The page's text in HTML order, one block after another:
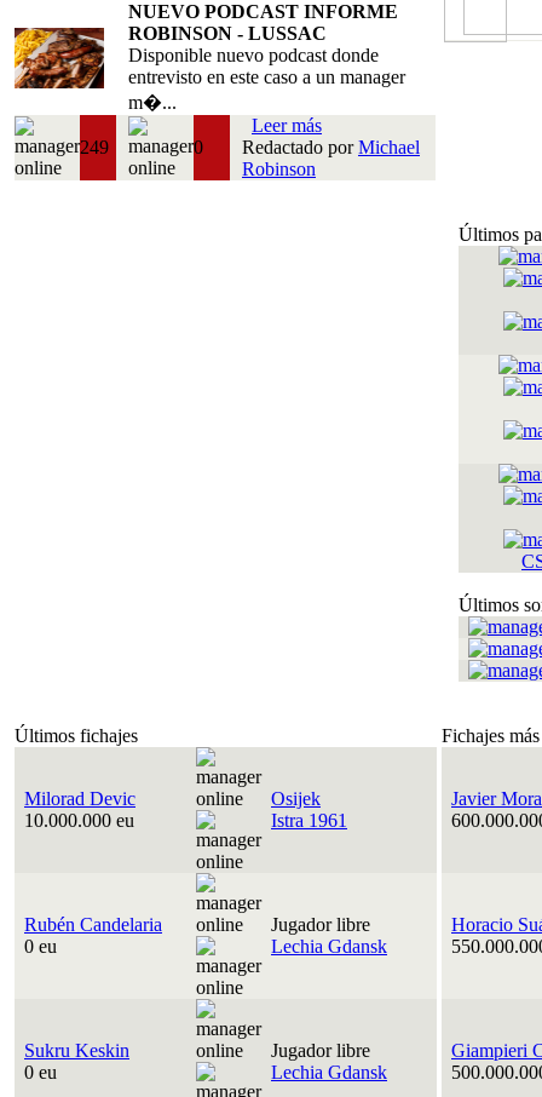
NUEVO PODCAST INFORME
ROBINSON - LUSSAC
Disponible nuevo podcast donde
entrevisto en este caso a un manager
m�...
249 0
Leer más
Redactado porMichael
Robinson
Últimos
Últimos
Últimos fichajes Fichajes
Milorad Devic
10.000.000 eu
Osijek
Istra 1961
Javier
Rubén Candelaria
0 eu
Jugador libre
Lechia Gdansk
Horacio
Sukru Keskin
0 eu
Jugador libre
Lechia Gdansk
Giampieri